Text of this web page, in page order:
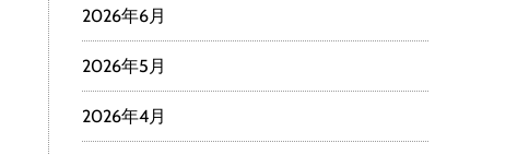
2026年6月
2026年5月
2026年4月